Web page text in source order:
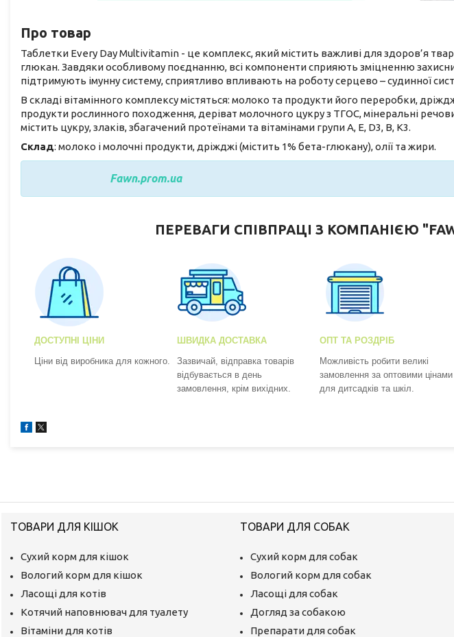
Про товар
Таблетки Every Day Multivitamin - це комплекс, який містить важливі для здоров’я
глюкан. Завдяки особливому поєднанню, всі компоненти сприяють зміцненню
підтримують імунну систему, сприятливо впливають на роботу серцево – судинної
В складі вітамінного комплексу містяться: молоко та продукти його переробки,
продукти рослинного походження, деріват молочного цукру з ТГОС, мінеральні
містить цукру, злаків, збагачений протеїнами та вітамінами групи А, Е, D3, В, К3.
Склад: молоко і молочні продукти, дріжджі (містить 1% бета-глюкану), олії та жири.
Fawn.prom.ua
ПЕРЕВАГИ СПІВПРАЦІ З КОМПАНІЄЮ
ДОСТУПНІ ЦІНИ
Ціни від виробника для кожного.
ШВИДКА ДОСТАВКА
Зазвичай, відправка товарів
відбувається в день
замовлення, крім вихідних.
ОПТ ТА РОЗДРІБ
Можливість робити великі
замовлення за оптовими цінами
для дитсадків та шкіл.
ТОВАРИ ДЛЯ КІШОК
Сухий корм для кішок
Вологий корм для кішок
Ласощі для котів
Котячий наповнювач для туалету
Вітаміни для котів
ТОВАРИ ДЛЯ СОБАК
Сухий корм для собак
Вологий корм для собак
Ласощі для собак
Догляд за собакою
Препарати для собак